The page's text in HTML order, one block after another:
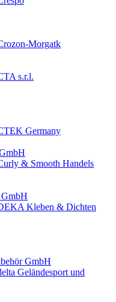
Morgatk
s.r.l.
Germany
& Smooth Handels
Kleben & Dichten
GmbH
Geländesport und